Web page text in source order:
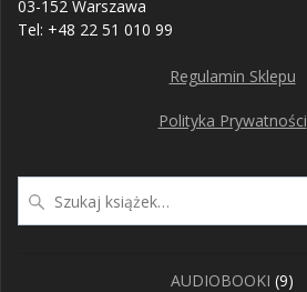
03-152 Warszawa
Tel: +48 22 51 010 99
Regulamin Sklepu
Polityka Prywatności
AUDIOBOOKI 99